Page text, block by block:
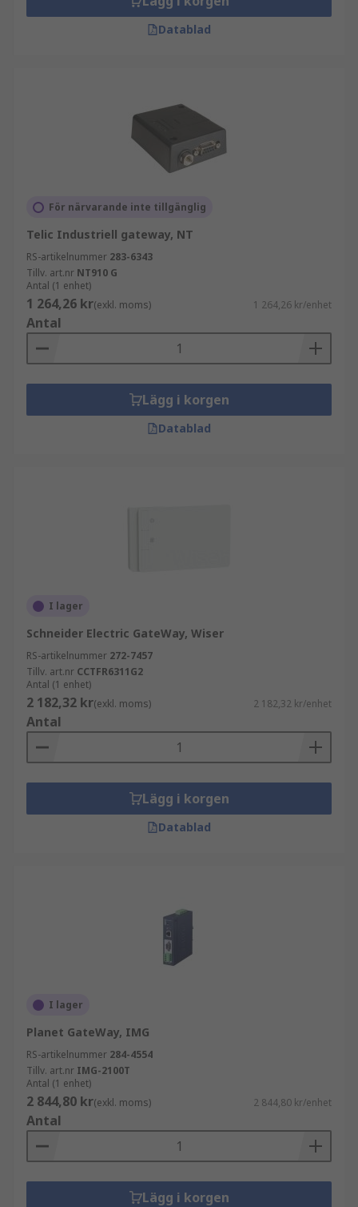
Datablad
För närvarande inte tillgänglig
Telic Industriell gateway, NT
RS-artikelnummer 283-6343
Tillv. art.nr NT910 G
Antal (1 enhet)
1 264,26 kr(exkl. moms) 1 264,26 kr/enhet
Antal
Lägg i korgen
Datablad
I lager
Schneider Electric GateWay, Wiser
RS-artikelnummer 272-7457
Tillv. art.nr CCTFR6311G2
Antal (1 enhet)
2 182,32 kr(exkl. moms) 2 182,32 kr/enhet
Antal
Lägg i korgen
Datablad
I lager
Planet GateWay, IMG
RS-artikelnummer 284-4554
Tillv. art.nr IMG-2100T
Antal (1 enhet)
2 844,80 kr(exkl. moms) 2 844,80 kr/enhet
Antal
Lägg i korgen